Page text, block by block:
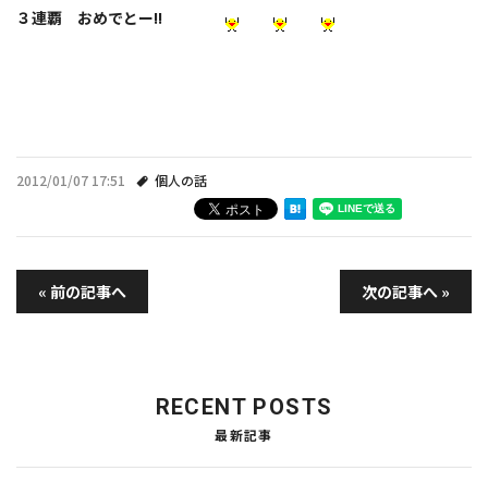
３連覇 おめでとー!!
2012/01/07 17:51 個人の話
« 前の記事へ 次の記事へ »
RECENT POSTS
最新記事